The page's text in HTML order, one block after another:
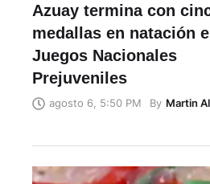
Azuay termina con
medallas en natación
Juegos Nacionales
Prejuveniles
agosto 6, 5:50 PM By Martin